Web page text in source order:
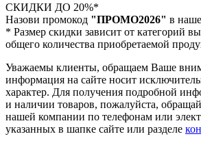
СКИДКИ ДО 20%*
Назови промокод "ПРОМО2026" в
* Размер скидки зависит от категорий
общего количества приобретаемой
Уважаемы клиенты, обращаем Ваше
информация на сайте носит
характер. Для получения подробной
и наличии товаров, пожалуйста,
нашей компании по телефонам или
указанных в шапке сайте или разделе